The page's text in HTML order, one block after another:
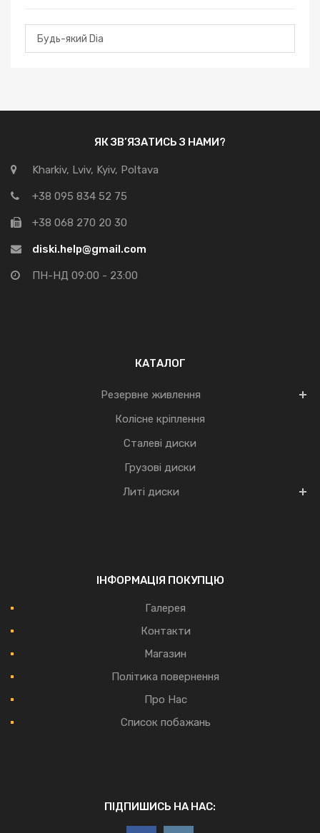
ЯК ЗВ’ЯЗАТИСЬ З НАМИ?
Kharkiv, Lviv, Kyiv, Poltava
+38 095 834 52 75
+38 068 270 20 30
diski.help@gmail.com
ПН-НД 09:00 - 23:00
КАТАЛОГ
Резервне живлення
Колісне кріплення
Сталеві диски
Грузові диски
Литі диски
ІНФОРМАЦІЯ ПОКУПЦЮ
Галерея
Контакти
Магазин
Політика повернення
Про Нас
Список побажань
ПІДПИШИСЬ НА НАС: